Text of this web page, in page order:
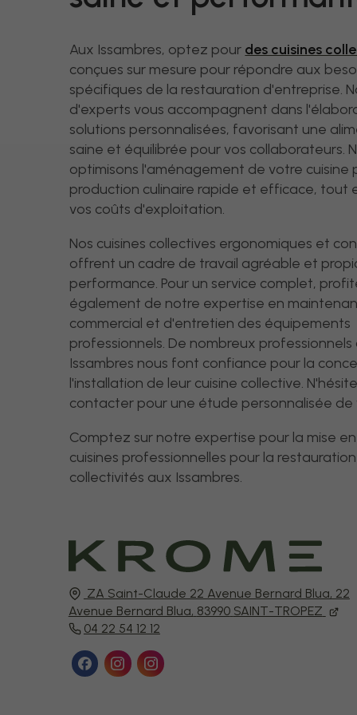
Aux Issambres, optez pour des cuisines
conçues sur mesure pour répondre aux
spécifiques de la restauration d'entreprise.
d'experts vous accompagnent dans
solutions personnalisées, favorisant une
saine et équilibrée pour vos collaborateurs.
optimisons l'aménagement de votre cuisine
production culinaire rapide et efficace, tout
vos coûts d'exploitation.
Nos cuisines collectives ergonomiques et
offrent un cadre de travail agréable et
performance. Pour un service complet,
également de notre expertise en
commercial et d'entretien des équipements
professionnels. De nombreux professionnels
Issambres nous font confiance pour la
l'installation de leur cuisine collective.
contacter pour une étude personnalisée de
Comptez sur notre expertise pour la mise
cuisines professionnelles pour la
collectivités aux Issambres.
ZA Saint-Claude 22 Avenue Bernard Blua, 22
Avenue Bernard Blua, 83990 SAINT-TROPEZ
04 22 54 12 12